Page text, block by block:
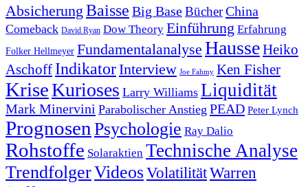
Absicherung Baisse Big BaseBücherChina
Comeback David Ryan Dow Theory Einführung Erfahrung
Folker Hellmeyer Fundamentalanalyse HausseHeiko
Aschoff IndikatorInterview Joe Fahmy Ken Fisher
KriseKurioses Larry Williams Liquidität
Mark Minervini Parabolischer Anstieg PEAD Peter Lynch
Prognosen Psychologie Ray Dalio
Rohstoffe Solaraktien Technische Analyse
TrendfolgerVideosVolatilitätWarren